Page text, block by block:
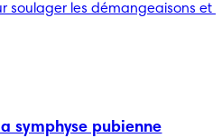
soulager les démangeaisons et
symphyse pubienne